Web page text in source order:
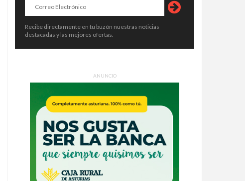
Barcelona desde tres
perspectivas: acuario, paseo por el
mar y vino con vistas por 49 euros
31 de Jul de 2026
Vigo se convierte en un gran juego
de pistas: una aventura urbana
para descubrir la ciudad siguiendo
los secretos de un abuelo
30 de Jul de 2026
Recibe directamente en tu buzón nuestras noticias
destacadas y las mejores ofertas.
ANUNCIO